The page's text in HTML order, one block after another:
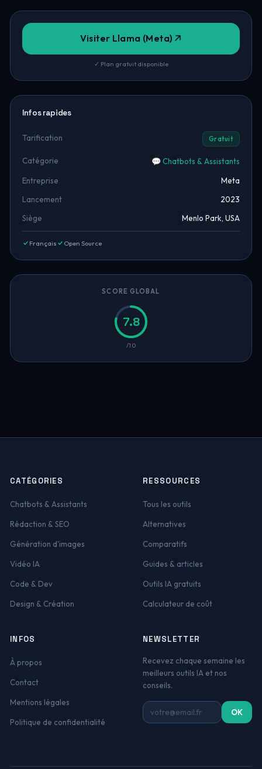
Visiter Llama (Meta)
✓ Plan gratuit disponible
Infos rapides
Tarification Gratuit
Catégorie 💬 Chatbots & Assistants
Entreprise
Meta
Lancement
2023
Siège
Menlo Park, USA
Français Open Source
SCORE GLOBAL
7.8
/10
CATÉGORIES
Chatbots & Assistants
Rédaction & SEO
Génération d'images
Vidéo IA
Code & Dev
Design & Création
RESSOURCES
Tous les outils
Alternatives
Comparatifs
Guides & articles
Outils IA gratuits
Calculateur de coût
INFOS
À propos
Contact
Mentions légales
Politique de confidentialité
NEWSLETTER
Recevez chaque semaine les
meilleurs outils IA et nos
conseils.
Adresse email OK